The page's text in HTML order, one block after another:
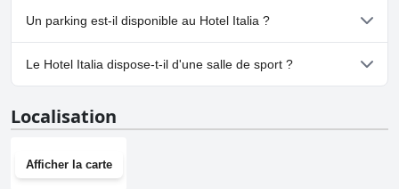
Oui, Hotel Italia accueille les chiens.Pour plus d'informations, lisez
les réponses au questionnaireChien Accepté .
Un parking est-il disponible au Hotel Italia ?
Non, il n'y a pas de parking à Hotel Italia.
Le Hotel Italia dispose-t-il d'une salle de sport ?
Localisation
Afficher la carte